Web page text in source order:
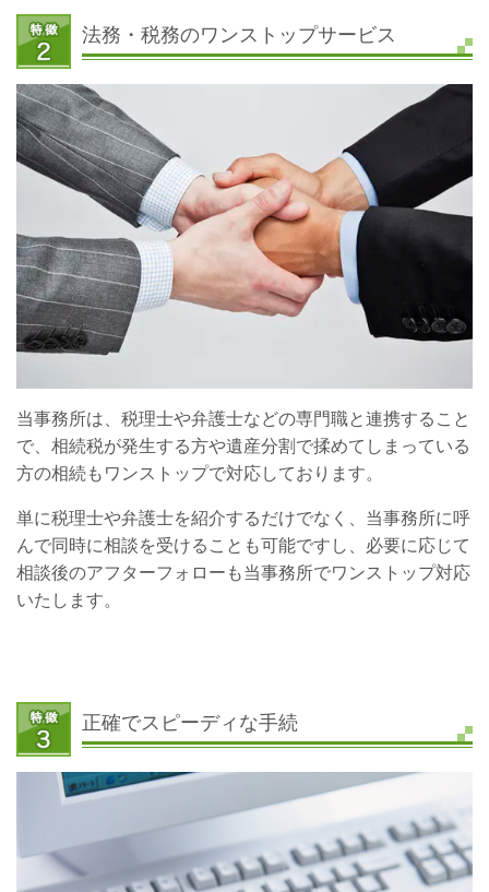
法務・税務のワンストップサービス
当事務所は、税理士や弁護士などの専門職と連携すること
で、相続税が発生する方や遺産分割で揉めてしまっている
方の相続もワンストップで対応しております。
単に税理士や弁護士を紹介するだけでなく、当事務所に呼
んで同時に相談を受けることも可能ですし、必要に応じて
相談後のアフターフォローも当事務所でワンストップ対応
いたします。
正確でスピーディな手続